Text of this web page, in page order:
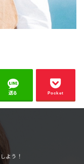
送る Pocket